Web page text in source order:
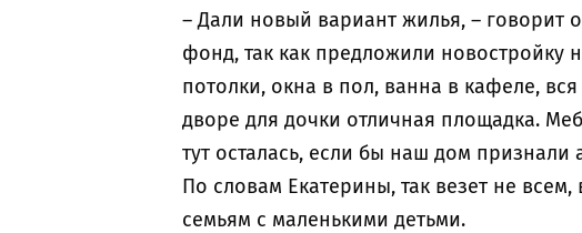
– Дали новый вариант жилья, – говорит
фонд, так как предложили новостройку
потолки, окна в пол, ванна в кафеле,
дворе для дочки отличная площадка.
тут осталась, если бы наш дом
По словам Екатерины, так везет не
семьям с маленькими детьми.